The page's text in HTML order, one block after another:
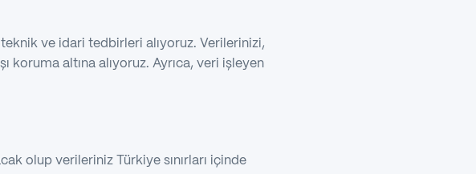
ve idari tedbirleri alıyoruz. Verilerinizi,
koruma altına alıyoruz. Ayrıca, veri işleyen
olup verileriniz Türkiye sınırları içinde